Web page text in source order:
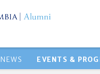
NEWS EVENTS &